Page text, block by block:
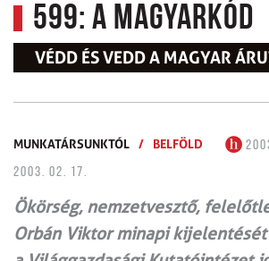
599: A magyarkód
VÉDD ÉS VEDD A MAGYAR
MUNKATÁRSUNKTÓL / BELFÖLD
2003. 02. 17.
Ökörség, nemzetvesztő,
Orbán Viktor minapi